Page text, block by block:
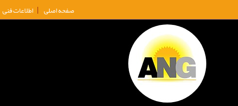
صفحه اصلی اطلاعات فنی